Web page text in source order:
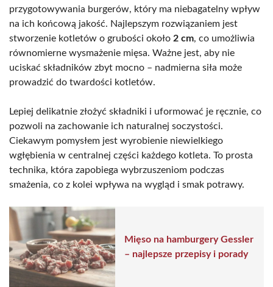
przygotowywania burgerów, który ma niebagatelny wpływ
na ich końcową jakość. Najlepszym rozwiązaniem jest
stworzenie kotletów o grubości około 2 cm, co umożliwia
równomierne wysmażenie mięsa. Ważne jest, aby nie
uciskać składników zbyt mocno – nadmierna siła może
prowadzić do twardości kotletów.
Lepiej delikatnie złożyć składniki i uformować je ręcznie, co
pozwoli na zachowanie ich naturalnej soczystości.
Ciekawym pomysłem jest wyrobienie niewielkiego
wgłębienia w centralnej części każdego kotleta. To prosta
technika, która zapobiega wybrzuszeniom podczas
smażenia, co z kolei wpływa na wygląd i smak potrawy.
Mięso na hamburgery Gessler
– najlepsze przepisy i porady